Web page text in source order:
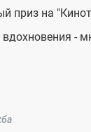
приз на
-